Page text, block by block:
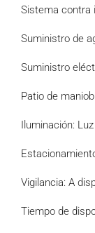
Sistema contra
Suministro de
Suministro
Patio de
Iluminación:
Vigilancia: A
Tiempo de